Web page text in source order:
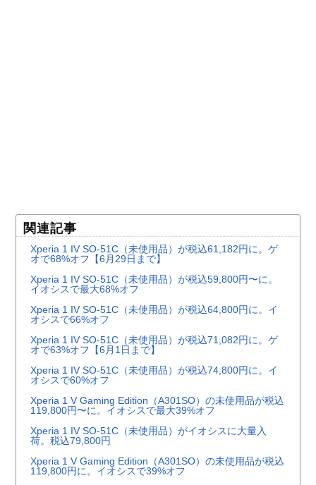
関連記事
Xperia 1 IV SO-51C（未使用品）が税込61,182円に。ゲ
オで68%オフ【6月29日まで】
Xperia 1 IV SO-51C（未使用品）が税込59,800円〜に。
イオシスで最大68%オフ
Xperia 1 IV SO-51C（未使用品）が税込64,800円に。イ
オシスで66%オフ
Xperia 1 IV SO-51C（未使用品）が税込71,082円に。ゲ
オで63%オフ【6月1日まで】
Xperia 1 IV SO-51C（未使用品）が税込74,800円に。イ
オシスで60%オフ
Xperia 1 V Gaming Edition（A301SO）の未使用品が税込
119,800円〜に。イオシスで最大39%オフ
Xperia 1 IV SO-51C（未使用品）がイオシスに大量入
荷。税込79,800円
Xperia 1 V Gaming Edition（A301SO）の未使用品が税込
119,800円に。イオシスで39%オフ